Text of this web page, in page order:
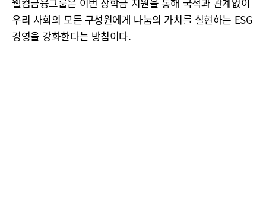
우리 사회의 모든 구성원에게 나눔의 가치를 실현하는 ESG
경영을 강화한다는 방침이다.